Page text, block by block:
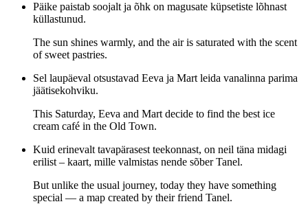
Päike paistab soojalt ja õhk on magusate küpsetiste lõhnast
küllastunud.
The sun shines warmly, and the air is saturated with the scent
of sweet pastries.
Sel laupäeval otsustavad Eeva ja Mart leida vanalinna parima
jäätisekohviku.
This Saturday, Eeva and Mart decide to find the best ice
cream café in the Old Town.
Kuid erinevalt tavapärasest teekonnast, on neil täna midagi
erilist – kaart, mille valmistas nende sõber Tanel.
But unlike the usual journey, today they have something
special — a map created by their friend Tanel.